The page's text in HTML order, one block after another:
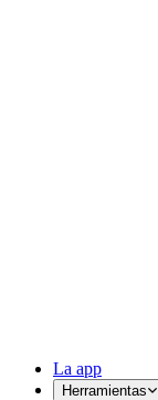
La app
Herramientas